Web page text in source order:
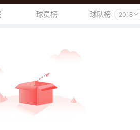
球员榜 球队榜 2018